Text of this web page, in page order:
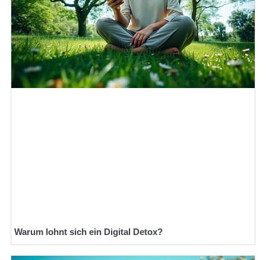
Warum lohnt sich ein Digital Detox?